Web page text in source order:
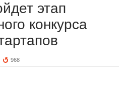
этап
конкурса
968